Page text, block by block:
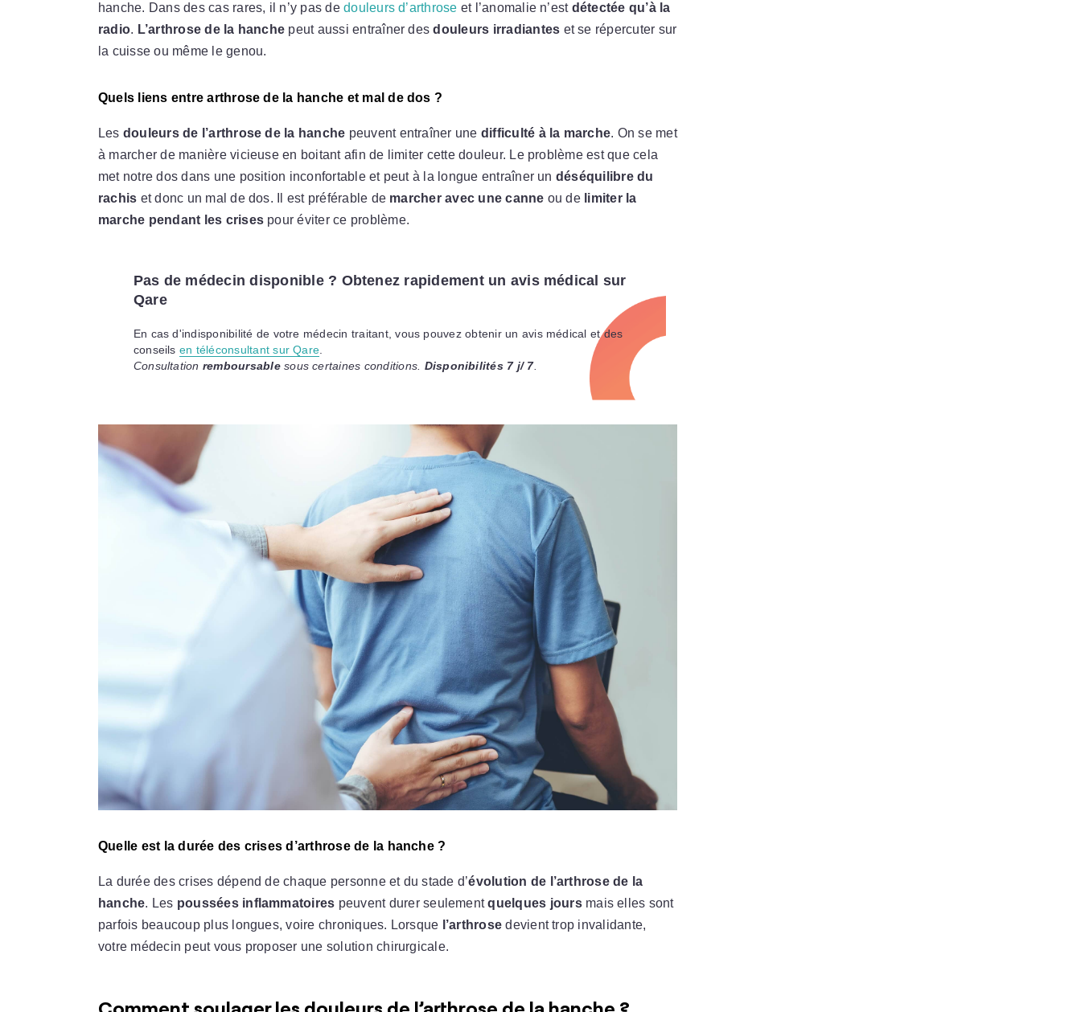
hanche. Dans des cas rares, il n’y pas dedouleurs d’arthrose et l’anomalie n’est détectée qu’à la
radio. L’arthrose de la hanche peut aussi entraîner desdouleurs irradiantes et se répercuter sur
la cuisse ou même le genou.
Quels liens entre arthrose de la hanche et mal de dos ?
Les douleurs de l’arthrose de la hanche peuvent entraîner une difficulté à la marche. On se met
à marcher de manière vicieuse en boitant afin de limiter cette douleur. Le problème est que cela
met notre dos dans une position inconfortable et peut à la longue entraîner un déséquilibre du
rachis et donc un mal de dos. Il est préférable de marcher avec une canne ou de limiter la
marche pendant les crises pour éviter ce problème.
Pas de médecin disponible ? Obtenez rapidement un avis médical sur
Qare
En cas d'indisponibilité de votre médecin traitant, vous pouvez obtenir un avis médical et des
conseils en téléconsultant sur Qare
Consultation remboursablesous certaines conditions. Disponibilités 7 j/ 7.
Quelle est la durée des crises d’arthrose de la hanche ?
La durée des crises dépend de chaque personne et du stade d’évolution de l’arthrose de la
hanche. Les poussées inflammatoires peuvent durer seulementquelques joursmais elles sont
parfois beaucoup plus longues, voire chroniques. Lorsque l’arthrose devient trop invalidante,
votre médecin peut vous proposer une solution chirurgicale.